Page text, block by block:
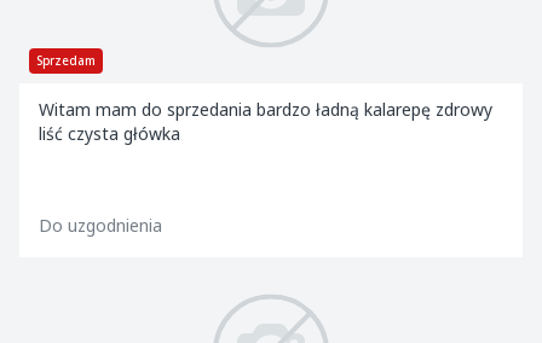
Sprzedam
Witam mam do sprzedania bardzo ładną kalarepę zdrowy
liść czysta główka
Do uzgodnienia